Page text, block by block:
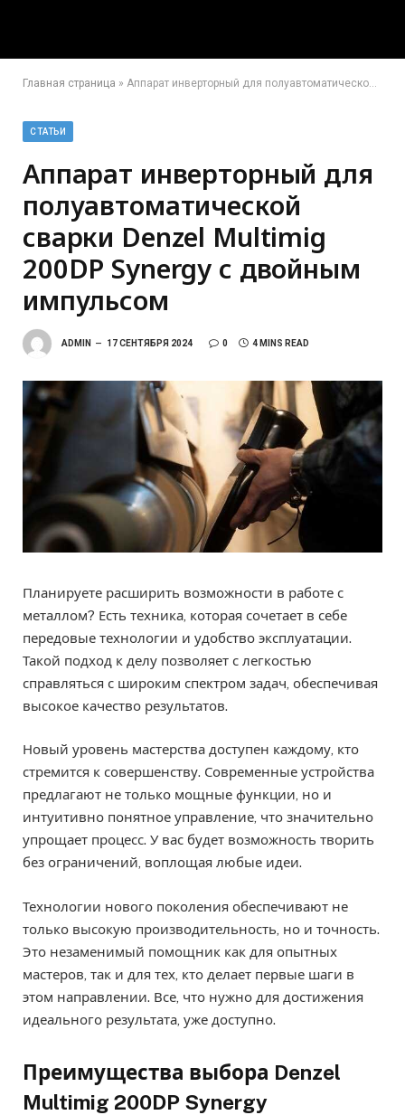
Главная страница » Аппарат инверторный для полуавтоматической сварки Denzel Multimig 200DP Synergy с двойным импульсом
СТАТЬИ
Аппарат инверторный для
полуавтоматической
сварки Denzel Multimig
200DP Synergy с двойным
импульсом
ADMIN 17 СЕНТЯБРЯ 2024 0 4 MINS READ
Планируете расширить возможности в работе с
металлом? Есть техника, которая сочетает в себе
передовые технологии и удобство эксплуатации.
Такой подход к делу позволяет с легкостью
справляться с широким спектром задач, обеспечивая
высокое качество результатов.
Новый уровень мастерства доступен каждому, кто
стремится к совершенству. Современные устройства
предлагают не только мощные функции, но и
интуитивно понятное управление, что значительно
упрощает процесс. У вас будет возможность творить
без ограничений, воплощая любые идеи.
Технологии нового поколения обеспечивают не
только высокую производительность, но и точность.
Это незаменимый помощник как для опытных
мастеров, так и для тех, кто делает первые шаги в
этом направлении. Все, что нужно для достижения
идеального результата, уже доступно.
Преимущества выбора Denzel
Multimig 200DP Synergy